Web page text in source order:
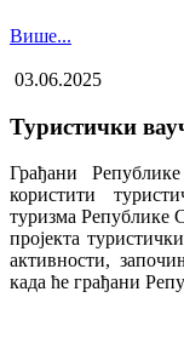
Више...
03.06.2025
Туристички
Грађани
користити
туризма Републике
пројекта
активности,
када ће грађани